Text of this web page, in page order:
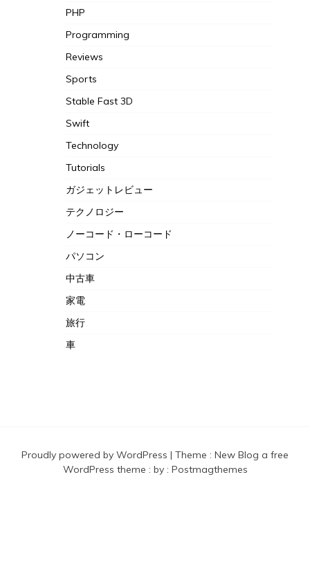
PHP
Programming
Reviews
Sports
Stable Fast 3D
Swift
Technology
Tutorials
ガジェットレビュー
テクノロジー
ノーコード・ローコード
パソコン
中古車
家電
旅行
車
Proudly powered by WordPress | Theme : New Blog a free
WordPress theme : by : Postmagthemes